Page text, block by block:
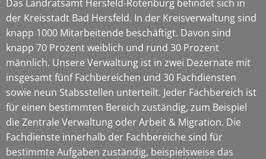
Das Landratsamt Hersfeld-Rotenburg befindet sich in
der Kreisstadt Bad Hersfeld. In der Kreisverwaltung sind
knapp 1000 Mitarbeitende beschäftigt. Davon sind
knapp 70 Prozent weiblich und rund 30 Prozent
männlich. Unsere Verwaltung ist in zwei Dezernate mit
insgesamt fünf Fachbereichen und 30 Fachdiensten
sowie neun Stabsstellen unterteilt. Jeder Fachbereich ist
für einen bestimmten Bereich zuständig, zum Beispiel
die Zentrale Verwaltung oder Arbeit & Migration. Die
Fachdienste innerhalb der Fachbereiche sind für
bestimmte Aufgaben zuständig, beispielsweise das